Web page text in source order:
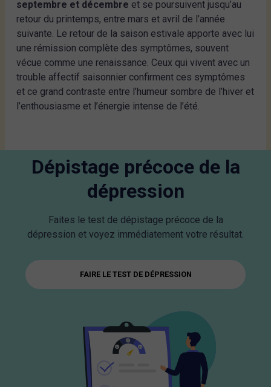
septembre et décembre et se poursuivent jusqu’au
retour du printemps, entre mars et avril de l’année
suivante. Le retour de la saison estivale apporte avec lui
une rémission complète des symptômes, souvent
vécue comme une renaissance. Ceux qui vivent avec un
trouble affectif saisonnier confirment ces symptômes
et ce grand contraste entre l’humeur sombre de l’hiver et
l’enthousiasme et l’énergie intense de l’été.
Dépistage précoce de la
dépression
Faites le test de dépistage précoce de la
dépression et voyez immédiatement votre résultat.
FAIRE LE TEST DE DÉPRESSION